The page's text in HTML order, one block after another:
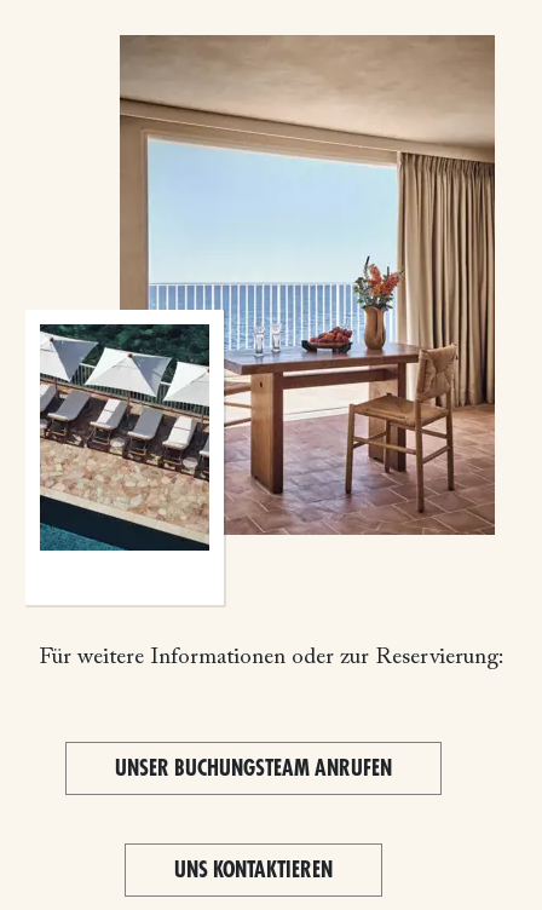
Für weitere Informationen oder zur Reservierung:
UNSER BUCHUNGSTEAM ANRUFEN
UNS KONTAKTIEREN